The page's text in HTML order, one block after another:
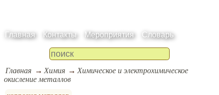
Главная Контакты Мероприятия Словарь
Главная Химия
Химическое и электрохимическое
окисление металлов